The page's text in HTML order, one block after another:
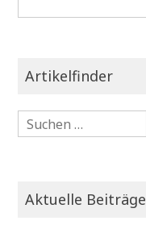
Artikelfinder
Suchen
nach:
Aktuelle Beiträge